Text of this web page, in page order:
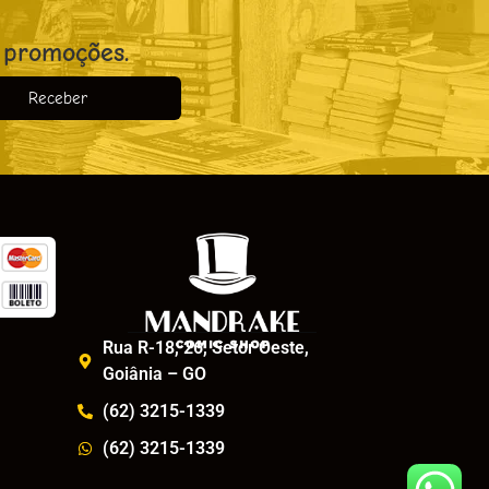
Receber
Rua R-18, 26, Setor Oeste,
Goiânia – GO
(62) 3215-1339
(62) 3215-1339